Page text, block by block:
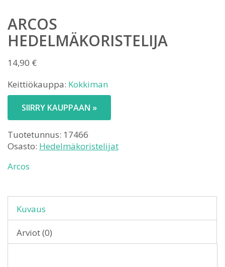
ARCOS
HEDELMÄKORISTELIJA
14,90 €
Keittiökauppa: Kokkiman
SIIRRY KAUPPAAN »
Tuotetunnus: 17466
Osasto: Hedelmäkoristelijat
Arcos
Kuvaus
Arviot (0)